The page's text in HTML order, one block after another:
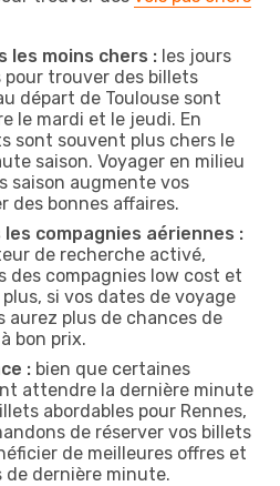
les moins chers : les jours
pour trouver des billets
départ de Toulouse sont
le mardi et le jeudi. En
sont souvent plus chers le
saison. Voyager en milieu
saison augmente vos
des bonnes affaires.
compagnies aériennes :
de recherche activé,
des compagnies low cost et
si vos dates de voyage
aurez plus de chances de
bon prix.
: bien que certaines
attendre la dernière minute
abordables pour Rennes,
de réserver vos billets
de meilleures offres et
de dernière minute.